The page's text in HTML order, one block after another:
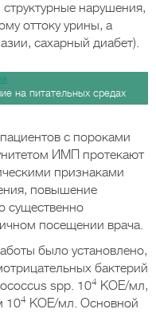
нарушения,
оттоку урины, а
сахарный диабет).
на питательных средах
с пороками
ИМП протекают
признаками
повышение
существенно
посещении врача.
было установлено,
бактерий
spp. 104 КОЕ/мл,
104 КОЕ/мл. Основной